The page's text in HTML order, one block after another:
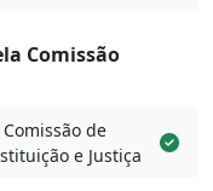
Comissão
Comissão de
e Justiça